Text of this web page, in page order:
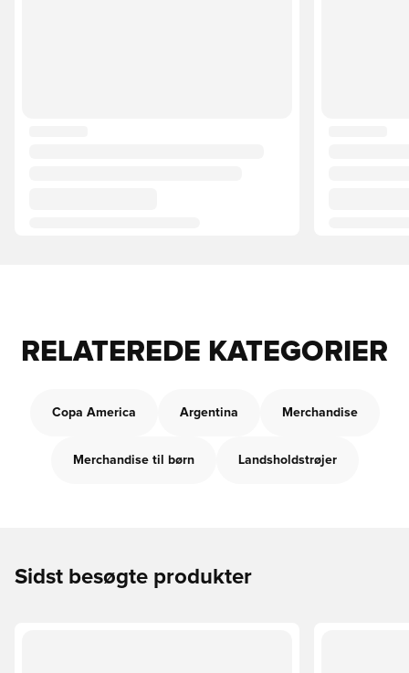
RELATEREDE KATEGORIER
Copa America Argentina Merchandise
Merchandise til børn Landsholdstrøjer
Sidst besøgte produkter